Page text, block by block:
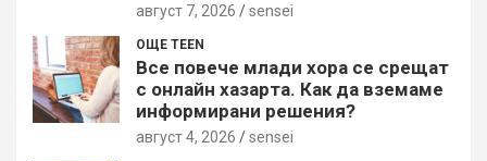
август 7, 2026 sensei
ОЩЕ TEEN
Все повече млади хора се срещат
с онлайн хазарта. Как да вземаме
информирани решения?
август 4, 2026 sensei